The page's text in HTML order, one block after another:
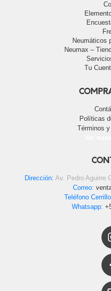
Neumáticos
Neumax –
Tu
Políticas
Términos
Dirección: Av. Pedro Aguirre
Correo:
Teléfono
Whatsapp: